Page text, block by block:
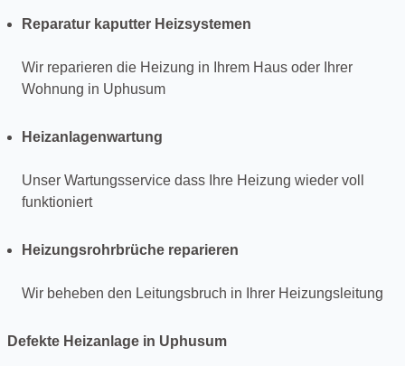
Reparatur kaputter Heizsystemen
Wir reparieren die Heizung in Ihrem Haus oder Ihrer
Wohnung in Uphusum
Heizanlagenwartung
Unser Wartungsservice dass Ihre Heizung wieder voll
funktioniert
Heizungsrohrbrüche reparieren
Wir beheben den Leitungsbruch in Ihrer Heizungsleitung
Defekte Heizanlage in Uphusum